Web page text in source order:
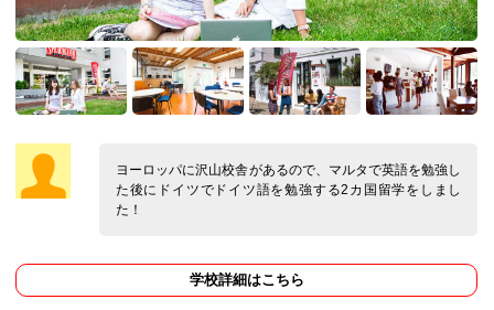
ヨーロッパに沢山校舎があるので、マルタで英語を勉強し
た後にドイツでドイツ語を勉強する2カ国留学をしまし
た！
学校詳細はこちら